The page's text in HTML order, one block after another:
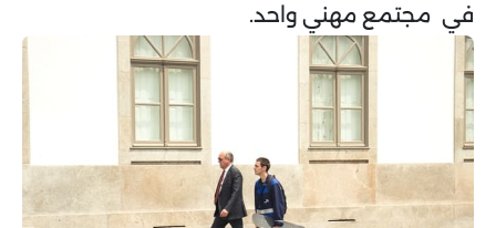
في مجتمع مهني واحد.